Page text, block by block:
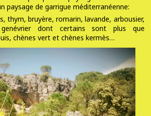
paysage de garrigue méditerranéenne:
thym, bruyère, romarin, lavande, arbousier,
genévrier dont certains sont plus que
chènes vert et chènes kermès…